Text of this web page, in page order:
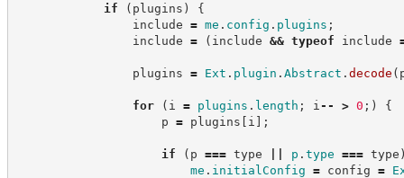
if ( plugins )
{
include = me . config . plugins ;
include = ( include && typeof include
plugins = Ext . plugin . Abstract . decode (
for ( i = plugins . length ; i -- > 0 ; )
{
p = plugins [ i ] ;
if ( p === type p . type === type
me . initialConfig = config =